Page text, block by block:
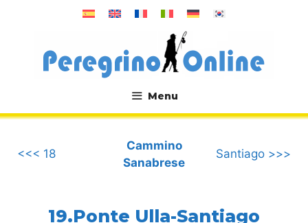
Menu
.
<<< 18
Cammino
Sanabrese
Santiago >>>
19.Ponte Ulla-Santiago